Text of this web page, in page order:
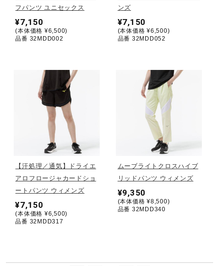
セール
サポート
直営店一覧
取扱店一覧
フパンツ ユニセックス
¥7,150
(本体価格 ¥6,500)
品番 32MDD002
ンズ
¥7,150
(本体価格 ¥6,500)
品番 32MDD052
【汗処理／通気】ドライエ
アロフロージャカードショ
ートパンツ ウィメンズ
¥7,150
(本体価格 ¥6,500)
品番 32MDD317
ムーブライトクロスハイブ
リッドパンツ ウィメンズ
¥9,350
(本体価格 ¥8,500)
品番 32MDD340